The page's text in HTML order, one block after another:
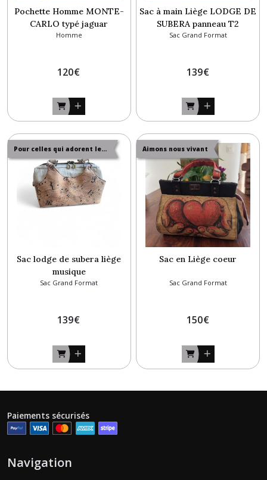
Pochette Homme MONTE-
CARLO typé jaguar
Homme
120€
Sac à main Liège LODGE DE
SUBERA panneau T2
Sac Grand Format
139€
Pour celles qui adorent les poches
Sac lodge de subera liège
musique
Sac Grand Format
139€
Aimons nous vivant
Sac en Liège coeur
Sac Grand Format
150€
Paiements sécurisés
Navigation